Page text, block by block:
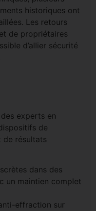
historiques ont
Les retours
de propriétaires
d’allier sécurité
experts en
de
de résultats
dans des
un maintien complet
effraction sur